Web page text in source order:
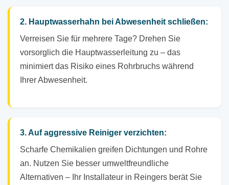
2. Hauptwasserhahn bei Abwesenheit schließen:
Verreisen Sie für mehrere Tage? Drehen Sie
vorsorglich die Hauptwasserleitung zu – das
minimiert das Risiko eines Rohrbruchs während
Ihrer Abwesenheit.
3. Auf aggressive Reiniger verzichten:
Scharfe Chemikalien greifen Dichtungen und Rohre
an. Nutzen Sie besser umweltfreundliche
Alternativen – Ihr Installateur in Reingers berät Sie